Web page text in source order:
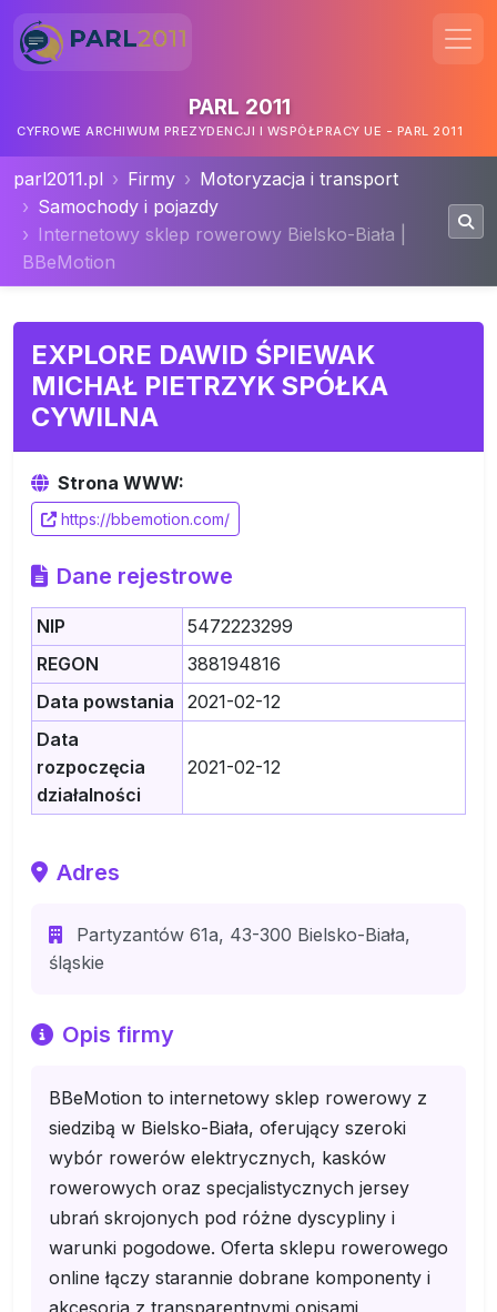
PARL 2011
CYFROWE ARCHIWUM PREZYDENCJI I WSPÓŁPRACY UE - PARL 2011
parl2011.pl Firmy
Motoryzacja i transport
Samochody i pojazdy
Internetowy sklep rowerowy Bielsko-Biała |
BBeMotion
EXPLORE DAWID ŚPIEWAK
MICHAŁ PIETRZYK SPÓŁKA
CYWILNA
Strona WWW:
https://bbemotion.com/
Dane rejestrowe
NIP
5472223299
REGON
388194816
Data powstania
2021-02-12
Data
rozpoczęcia
działalności
2021-02-12
Adres
Partyzantów 61a, 43-300 Bielsko-Biała,
śląskie
Opis firmy
BBeMotion to internetowy sklep rowerowy z
siedzibą w Bielsko-Biała, oferujący szeroki
wybór rowerów elektrycznych, kasków
rowerowych oraz specjalistycznych jersey
ubrań skrojonych pod różne dyscypliny i
warunki pogodowe. Oferta sklepu rowerowego
online łączy starannie dobrane komponenty i
akcesoria z transparentnymi opisami